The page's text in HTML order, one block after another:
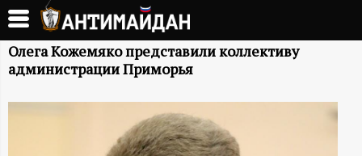
Перейти
основному
содержанию
А
Олега Кожемяко представили коллективу
администрации Приморья